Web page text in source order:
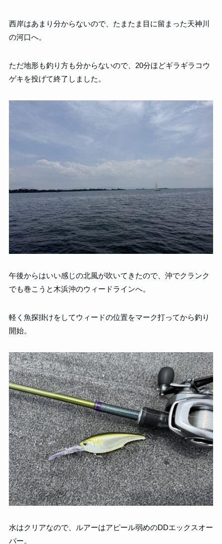
西岸はあまり分からないので、たまたま目に留まった天神川
の河口へ。
ただ地形も釣り方も分からないので、20分ほどギラギラコウ
ゲキを投げて終了しました。
午後からはいい感じの北風が吹いてきたので、沖でクランク
でも巻こうと木浜沖のウィードラインへ。
軽く魚探掛けをしてウィードの位置をマーク打ってから釣り
開始。
水はクリアなので、ルアーはアピール弱めのDDエックスオー
バー。